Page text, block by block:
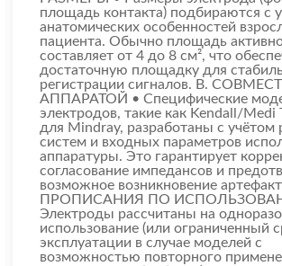
площадь контакта) подбираются с
анатомических особенностей
пациента. Обычно площадь
составляет от 4 до 8 см², что
достаточную площадку для
регистрации сигналов. В.
АППАРАТОЙ • Специфические
электродов, такие как Kendall/Medi
для Mindray, разработаны с учётом
систем и входных параметров
аппаратуры. Это гарантирует
согласование импедансов и
возможное возникновение
ПРОПИСАНИЯ ПО
Электроды рассчитаны на
использование (или ограниченный
эксплуатации в случае моделей с
возможностью повторного